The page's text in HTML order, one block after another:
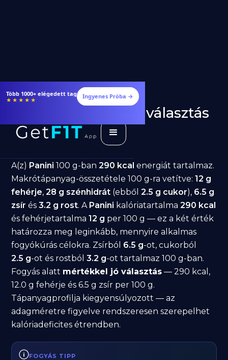
Több 1000+ elégedett tag
★★★★★ Ingyenes Próba →
Panini fogyásra: jó választás
diéta alatt?
A(z) Panini 100 g-ban290 kcal energiát tartalmaz.
Makrótápanyag-összetétele 100 g-ra vetítve:12 g
fehérje,28 g szénhidrát (ebből2.5 g cukor), 6.5 g
zsír és3.2 g rost. A Panini kalóriatartalma290 kcal
és fehérjetartalma12 g per 100 g — ez a két érték
határozza meg leginkább, mennyire alkalmas
fogyókúrás célokra. Zsírból 6.5 g-ot, cukorból
2.5 g-ot és rostból3.2 g-ot tartalmaz 100 g-ban.
Fogyás alatt mértékkel jó választás — 290 kcal,
12.0 g fehérje és 6.5 g zsír per 100 g.
Tápanyagprofilja kiegyensúlyozott — az
adagméretre figyelve rendszeresen szerepelhet
kalóriadeficites étrendben.
FOGYÁS TIPP